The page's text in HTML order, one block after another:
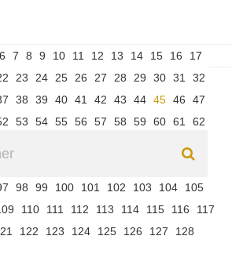
6 7 8 9 10 11 12 13 14 15 16
17
23 24 25 26 27 28 29 30 31
32
38 39 40 41 42 43 44 45 46
47
53 54 55 56 57 58 59 60 61
62
98 99 100 101 102 103 104
105
110 111 112 113 114 115 116
117
122 123 124 125 126 127
128